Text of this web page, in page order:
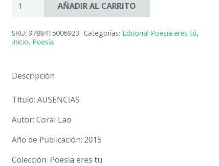
CORAL
cantidad
AÑADIR AL CARRITO
SKU: 9788415006923 Categorías: Editorial Poesía eres tú,
Inicio, Poesía
Descripción
Título: AUSENCIAS
Autor: Coral Lao
Año de Publicación: 2015
Colección: Poesía eres tú